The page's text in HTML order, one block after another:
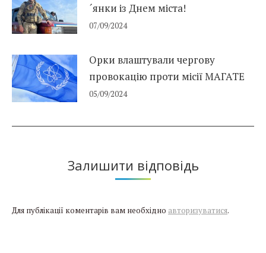
´янки із Днем міста!
07/09/2024
Орки влаштували чергову
провокацію проти місії МАГАТЕ
05/09/2024
Залишити відповідь
Для публікації коментарів вам необхідно авторизуватися.